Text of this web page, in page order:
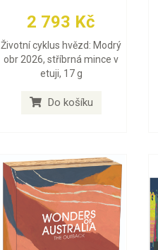
2 793 Kč
Životní cyklus hvězd: Modrý
obr 2026, stříbrná mince v
etuji, 17 g
Do košíku